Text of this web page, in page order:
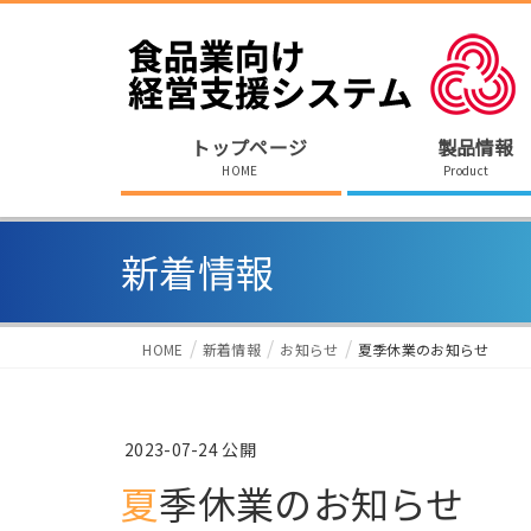
トップページ
HOME
製品情報
Product
新着情報
HOME 新着情報 お知らせ 夏季休業のお知らせ
2023-07-24
夏季休業のお知らせ